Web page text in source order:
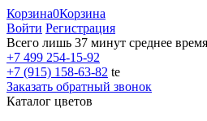
Корзина0Корзина
Войти Регистрация
Всего лишь 37 минут среднее
+7 499 254-15-92
+7 (915) 158-63-82 te
Заказать обратный звонок
Каталог цветов